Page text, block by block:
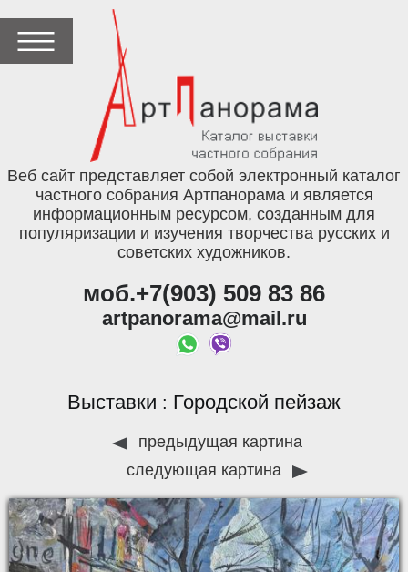
Веб сайт представляет собой электронный каталог
частного собрания Артпанорама и является
информационным ресурсом, созданным для
популяризации и изучения творчества русских и
советских художников.
моб.+7(903) 509 83 86
artpanorama@mail.ru
Выставки : Городской пейзаж
предыдущая картина
следующая картина